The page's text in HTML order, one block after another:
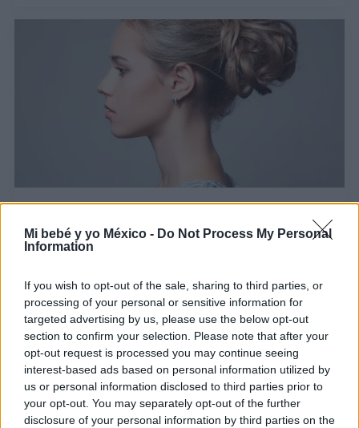
Mi bebé y yo México - Do Not Process My Personal
Information
If you wish to opt-out of the sale, sharing to third parties, or
processing of your personal or sensitive information for
targeted advertising by us, please use the below opt-out
section to confirm your selection. Please note that after your
opt-out request is processed you may continue seeing
interest-based ads based on personal information utilized by
us or personal information disclosed to third parties prior to
your opt-out. You may separately opt-out of the further
disclosure of your personal information by third parties on the
Peinados: 6 recogidos fáciles y bonitos
LEER